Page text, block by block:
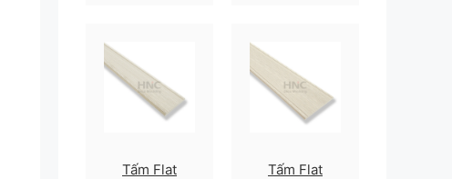
Tấm Flat
Tấm Flat